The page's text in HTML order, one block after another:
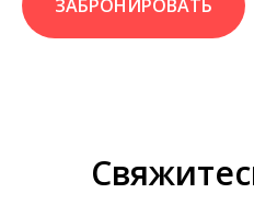
ЗАБРОНИРОВАТЬ